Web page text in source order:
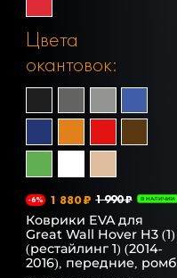
Цвета
окантовок:
-6% 1 880 ₽ 1 990 ₽ В НАЛИЧИИ
Коврики EVA для
Great Wall Hover H3 (1)
(рестайлинг 1) (2014-
2016), передние, ромб